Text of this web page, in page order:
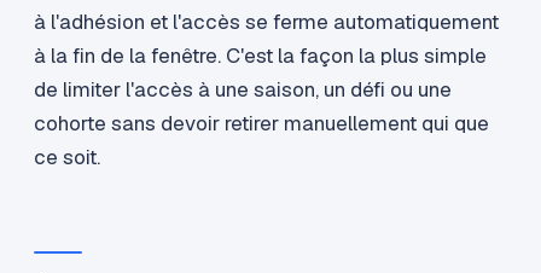
à l'adhésion et l'accès se ferme automatiquement
à la fin de la fenêtre. C'est la façon la plus simple
de limiter l'accès à une saison, un défi ou une
cohorte sans devoir retirer manuellement qui que
ce soit.